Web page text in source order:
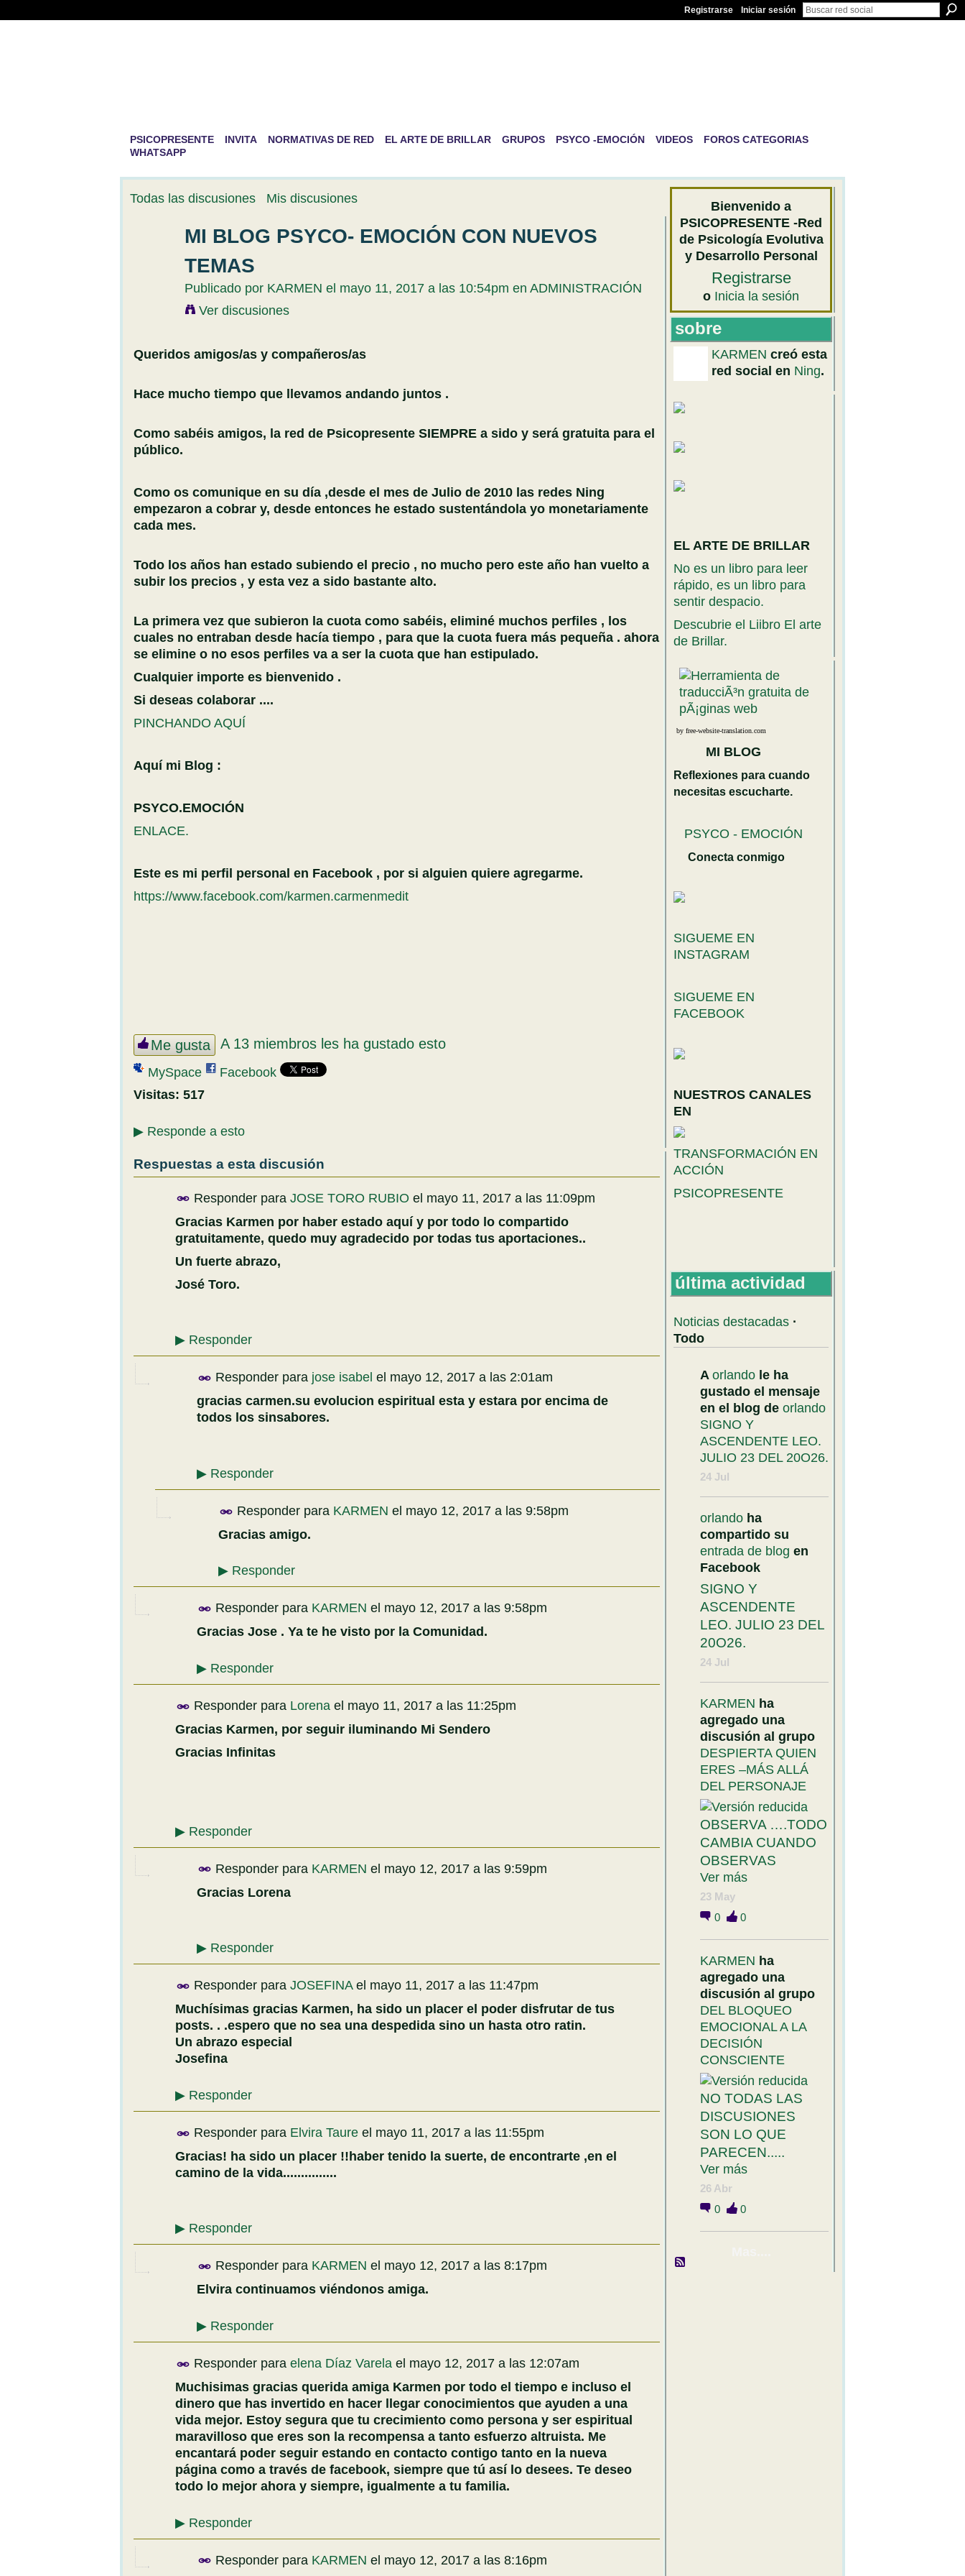
Registrarse Iniciar sesión
PSICOPRESENTE INVITA NORMATIVAS DE RED EL ARTE DE BRILLAR GRUPOS PSYCO -EMOCIÓN VIDEOS
FOROS CATEGORIAS
WHATSAPP
Todas las discusiones Mis discusiones
MI BLOG PSYCO- EMOCIÓN CON NUEVOS
TEMAS
Publicado por KARMEN el mayo 11, 2017 a las 10:54pm en ADMINISTRACIÓN
Ver discusiones
Queridos amigos/as y compañeros/as
Hace mucho tiempo que llevamos andando juntos .
Como sabéis amigos, la red de Psicopresente SIEMPRE a sido y será gratuita para el
público.
Como os comunique en su día ,desde el mes de Julio de 2010 las redes Ning
empezaron a cobrar y, desde entonces he estado sustentándola yo monetariamente
cada mes.
Todo los años han estado subiendo el precio , no mucho pero este año han vuelto a
subir los precios , y esta vez a sido bastante alto.
La primera vez que subieron la cuota como sabéis, eliminé muchos perfiles , los
cuales no entraban desde hacía tiempo , para que la cuota fuera más pequeña . ahora
se elimine o no esos perfiles va a ser la cuota que han estipulado.
Cualquier importe es bienvenido .
Si deseas colaborar ....
PINCHANDO AQUÍ
Aquí mi Blog :
PSYCO.EMOCIÓN
ENLACE.
Este es mi perfil personal en Facebook , por si alguien quiere agregarme.
https://www.facebook.com/karmen.carmenmedit
Me gusta A 13 miembros les ha gustado esto
MySpace
Facebook
Visitas: 517
▶ Responde a esto
Respuestas a esta discusión
Responder para JOSE TORO RUBIO el mayo 11, 2017 a las 11:09pm
Gracias Karmen por haber estado aquí y por todo lo compartido
gratuitamente, quedo muy agradecido por todas tus aportaciones..
Un fuerte abrazo,
José Toro.
▶ Responder
Responder para jose isabel el mayo 12, 2017 a las 2:01am
gracias carmen.su evolucion espiritual esta y estara por encima de
todos los sinsabores.
▶ Responder
Responder para KARMEN el mayo 12, 2017 a las 9:58pm
Gracias amigo.
▶ Responder
Responder para KARMEN el mayo 12, 2017 a las 9:58pm
Gracias Jose . Ya te he visto por la Comunidad.
▶ Responder
Responder para Lorena el mayo 11, 2017 a las 11:25pm
Gracias Karmen, por seguir iluminando Mi Sendero
Gracias Infinitas
▶ Responder
Responder para KARMEN el mayo 12, 2017 a las 9:59pm
Gracias Lorena
▶ Responder
Responder para JOSEFINAel mayo 11, 2017 a las 11:47pm
Muchísimas gracias Karmen, ha sido un placer el poder disfrutar de tus
posts. . .espero que no sea una despedida sino un hasta otro ratin.
Un abrazo especial
Josefina
▶ Responder
Responder para Elvira Taure el mayo 11, 2017 a las 11:55pm
Gracias! ha sido un placer !!haber tenido la suerte, de encontrarte ,en el
camino de la vida...............
▶ Responder
Responder para KARMEN el mayo 12, 2017 a las 8:17pm
Elvira continuamos viéndonos amiga.
▶ Responder
Responder para elena Díaz Varela el mayo 12, 2017 a las 12:07am
Muchisimas gracias querida amiga Karmen por todo el tiempo e incluso el
dinero que has invertido en hacer llegar conocimientos que ayuden a una
vida mejor. Estoy segura que tu crecimiento como persona y ser espiritual
maravilloso que eres son la recompensa a tanto esfuerzo altruista. Me
encantará poder seguir estando en contacto contigo tanto en la nueva
página como a través de facebook, siempre que tú así lo desees. Te deseo
todo lo mejor ahora y siempre, igualmente a tu familia.
▶ Responder
Responder para KARMEN el mayo 12, 2017 a las 8:16pm
Bienvenido a
PSICOPRESENTE -Red
de Psicología Evolutiva
y Desarrollo Personal
Registrarse
o Inicia la sesión
sobre
KARMEN creó esta
red social en Ning.
EL ARTE DE BRILLAR
No es un libro para leer
rápido, es un libro para
sentir despacio.
Descubrie el Liibro El arte
de Brillar.
by free-website-translation.com
MI BLOG
Reflexiones para cuando
necesitas escucharte.
PSYCO - EMOCIÓN
Conecta conmigo
SIGUEME EN
INSTAGRAM
SIGUEME EN
FACEBOOK
NUESTROS CANALES
EN
TRANSFORMACIÓN EN
ACCIÓN
PSICOPRESENTE
última actividad
Noticias destacadas ·
Todo
A orlando le ha
gustado el mensaje
en el blog de orlando
SIGNO Y
ASCENDENTE LEO.
JULIO 23 DEL 20O26.
24 Jul
orlando ha
compartido su
entrada de blog en
Facebook
SIGNO Y
ASCENDENTE
LEO. JULIO 23 DEL
20O26.
24 Jul
KARMEN ha
agregado una
discusión al grupo
DESPIERTA QUIEN
ERES –MÁS ALLÁ
DEL PERSONAJE
OBSERVA ….TODO
CAMBIA CUANDO
OBSERVAS
Ver más
23 May
0
0
KARMEN ha
agregado una
discusión al grupo
DEL BLOQUEO
EMOCIONAL A LA
DECISIÓN
CONSCIENTE
NO TODAS LAS
DISCUSIONES
SON LO QUE
PARECEN.....
Ver más
26 Abr
0
0